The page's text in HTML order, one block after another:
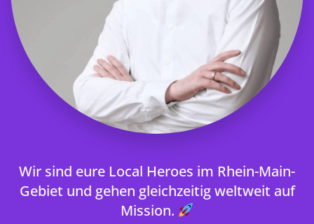
Wir sind eure Local Heroes im Rhein-Main-
Gebiet und gehen gleichzeitig weltweit auf
Mission.